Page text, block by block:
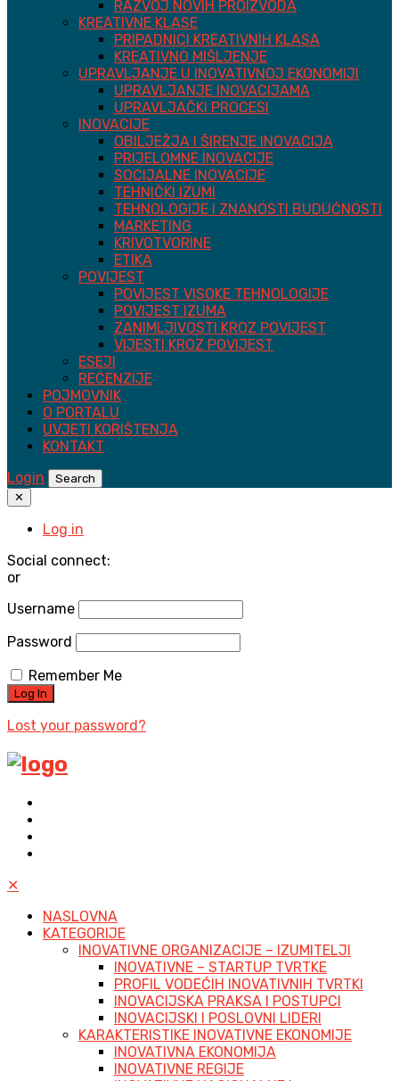
RAZVOJ NOVIH PROIZVODA
KREATIVNE KLASE
PRIPADNICI KREATIVNIH KLASA
KREATIVNO MIŠLJENJE
UPRAVLJANJE U INOVATIVNOJ EKONOMIJI
UPRAVLJANJE INOVACIJAMA
UPRAVLJAČKI PROCESI
INOVACIJE
OBILJEŽJA I ŠIRENJE INOVACIJA
PRIJELOMNE INOVACIJE
SOCIJALNE INOVACIJE
TEHNIČKI IZUMI
TEHNOLOGIJE I ZNANOSTI BUDUĆNOSTI
MARKETING
KRIVOTVORINE
ETIKA
POVIJEST
POVIJEST VISOKE TEHNOLOGIJE
POVIJEST IZUMA
ZANIMLJIVOSTI KROZ POVIJEST
VIJESTI KROZ POVIJEST
ESEJI
RECENZIJE
POJMOVNIK
O PORTALU
UVJETI KORIŠTENJA
KONTAKT
Login
Search
✕
Log in
Social connect:
or
Username
Password
Remember Me
Lost your password?
✕
NASLOVNA
KATEGORIJE
INOVATIVNE ORGANIZACIJE – IZUMITELJI
INOVATIVNE – STARTUP TVRTKE
PROFIL VODEĆIH INOVATIVNIH TVRTKI
INOVACIJSKA PRAKSA I POSTUPCI
INOVACIJSKI I POSLOVNI LIDERI
KARAKTERISTIKE INOVATIVNE EKONOMIJE
INOVATIVNA EKONOMIJA
INOVATIVNE REGIJE